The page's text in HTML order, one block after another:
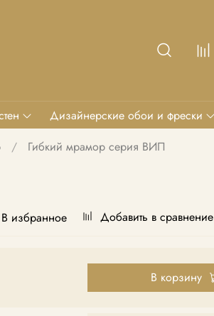
Дизайнерские обои и фрески
Гибкий мрамор серия ВИП
В избранное Добавить в сравнение
В корзину